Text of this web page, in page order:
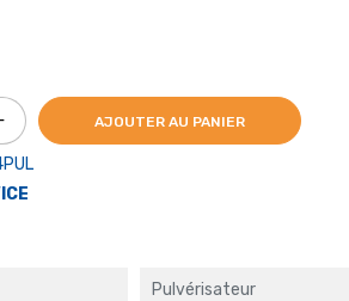
AJOUTER AU PANIER
Pulvérisateur